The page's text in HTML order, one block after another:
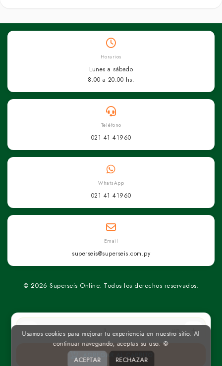
un
AGREGAR AL CARRITO
Horarios
Lunes a sábado
8:00 a 20:00 hs.
Teléfono
021 41 41960
WhatsApp
021 41 41960
Email
superseis@superseis.com.py
© 2026 Superseis Online. Todos los derechos reservados.
Usamos cookies para mejorar tu experiencia en nuestro sitio. Al
continuar navegando, aceptas su uso. 🍪
ACEPTAR RECHAZAR